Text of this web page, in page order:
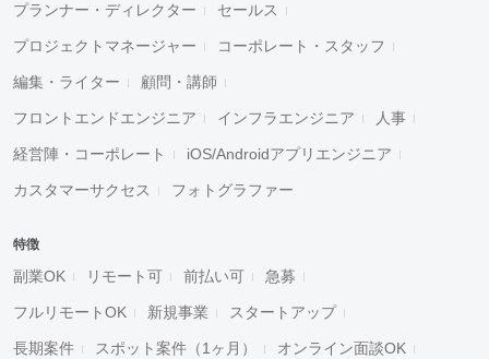
プランナー・ディレクター セールス
プロジェクトマネージャー コーポレート・スタッフ
編集・ライター 顧問・講師
フロントエンドエンジニア インフラエンジニア 人事
経営陣・コーポレート iOS/Androidアプリエンジニア
カスタマーサクセス フォトグラファー
特徴
副業OK リモート可 前払い可 急募
フルリモートOK 新規事業 スタートアップ
長期案件 スポット案件（1ヶ月） オンライン面談OK